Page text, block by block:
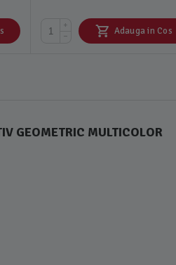
+
−
Adauga in Cos
GEOMETRIC MULTICOLOR